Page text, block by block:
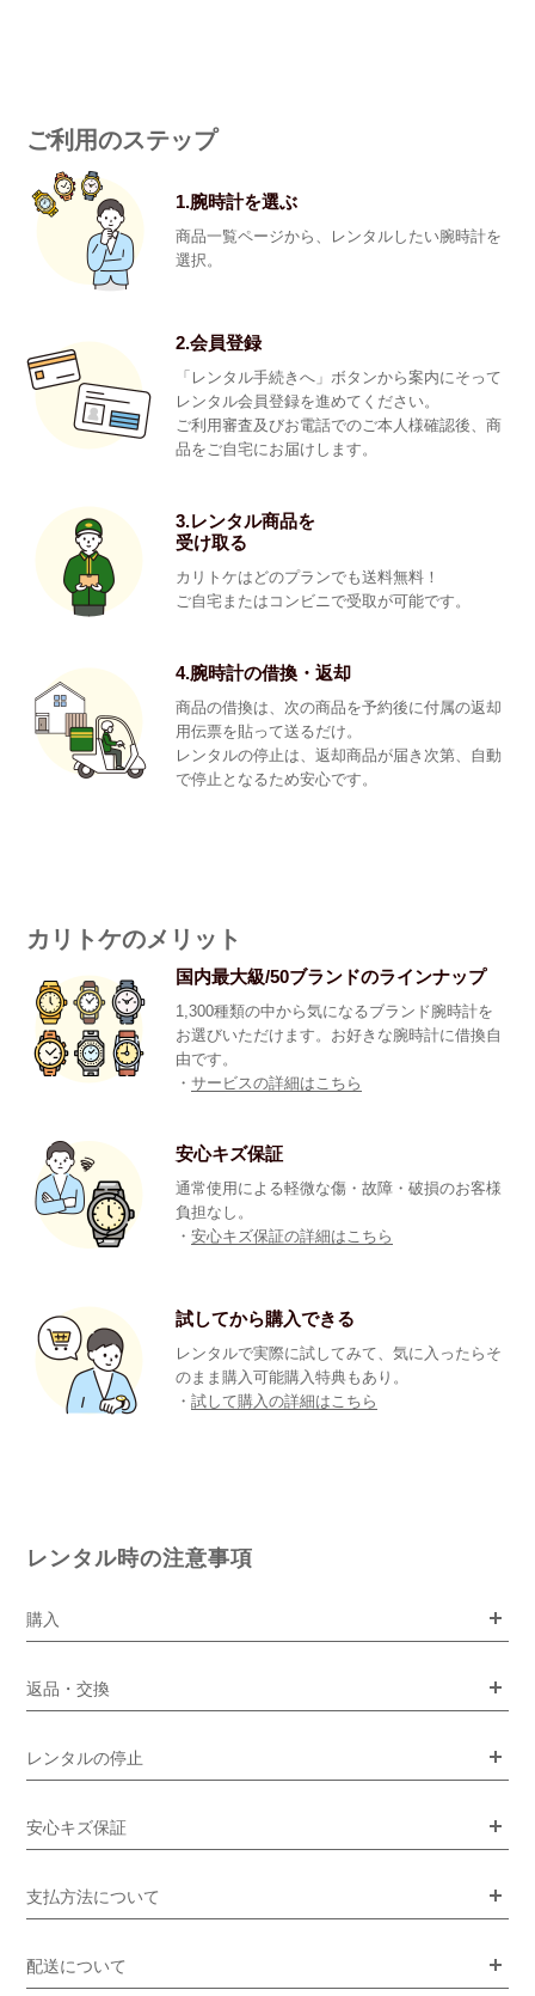
ご利用のステップ
1.腕時計を選ぶ
商品一覧ページから、レンタルしたい腕時計を
選択。
2.会員登録
「レンタル手続きへ」ボタンから案内にそって
レンタル会員登録を進めてください。
ご利用審査及びお電話でのご本人様確認後、商
品をご自宅にお届けします。
3.レンタル商品を
受け取る
カリトケはどのプランでも送料無料！
ご自宅またはコンビニで受取が可能です。
4.腕時計の借換・返却
商品の借換は、次の商品を予約後に付属の返却
用伝票を貼って送るだけ。
レンタルの停止は、返却商品が届き次第、自動
で停止となるため安心です。
カリトケのメリット
国内最大級/50ブランドのラインナップ
1,300種類の中から気になるブランド腕時計を
お選びいただけます。お好きな腕時計に借換自
由です。
・サービスの詳細はこちら
安心キズ保証
通常使用による軽微な傷・故障・破損のお客様
負担なし。
・安心キズ保証の詳細はこちら
試してから購入できる
レンタルで実際に試してみて、気に入ったらそ
のまま購入可能購入特典もあり。
・試して購入の詳細はこちら
レンタル時の注意事項
購入
返品・交換
レンタルの停止
安心キズ保証
支払方法について
配送について